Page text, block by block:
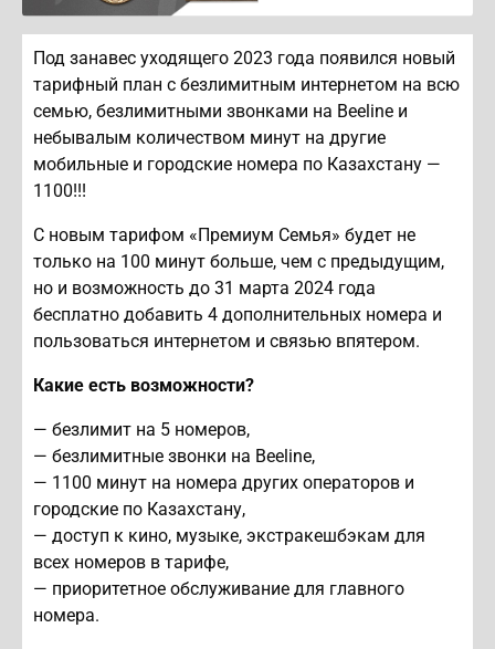
Под занавес уходящего 2023 года появился новый
тарифный план с безлимитным интернетом на всю
семью, безлимитными звонками на Beeline и
небывалым количеством минут на другие
мобильные и городские номера по Казахстану —
1100!!!
С новым тарифом «Премиум Семья» будет не
только на 100 минут больше, чем с предыдущим,
но и возможность до 31 марта 2024 года
бесплатно добавить 4 дополнительных номера и
пользоваться интернетом и связью впятером.
Какие есть возможности?
— безлимит на 5 номеров,
— безлимитные звонки на Beeline,
— 1100 минут на номера других операторов и
городские по Казахстану,
— доступ к кино, музыке, экстракешбэкам для
всех номеров в тарифе,
— приоритетное обслуживание для главного
номера.